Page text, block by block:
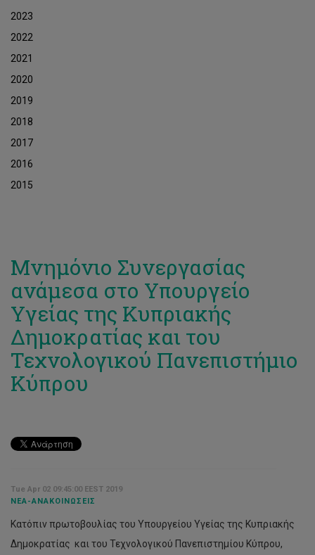
2023
2022
2021
2020
2019
2018
2017
2016
2015
Μνημόνιο Συνεργασίας
ανάμεσα στο Υπουργείο
Υγείας της Κυπριακής
Δημοκρατίας και του
Τεχνολογικού Πανεπιστήμιο
Κύπρου
Tue Apr 02 09:45:00 EEST 2019
ΝΈΑ-ΑΝΑΚΟΙΝΏΣΕΙΣ
Κατόπιν πρωτοβουλίας του Υπουργείου Υγείας της Κυπριακής
Δημοκρατίας και του Τεχνολογικού Πανεπιστημίου Κύπρου,